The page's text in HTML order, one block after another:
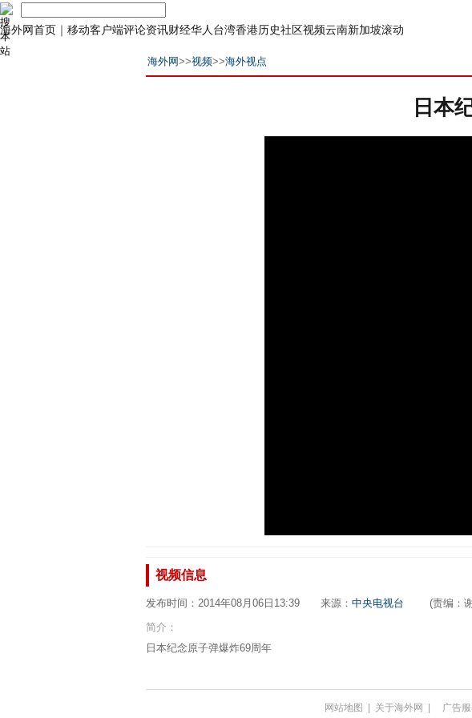
海外网首页 ｜ 移动客户端评论资讯财经华人 台湾香港历史社区视频云南新加坡滚动
海外网>>视频>>海外视点
日本
视频信息
发布时间：2014年08月06日13:39 来源： 中央电视台 (责编：谢
简介：
日本纪念原子弹爆炸69周年
网站地图 | 关于海外网 | 广告